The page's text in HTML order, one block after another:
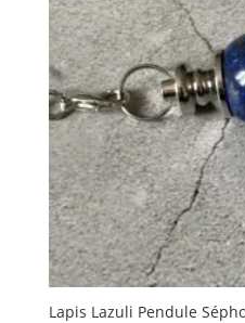
Lapis Lazuli Pendule